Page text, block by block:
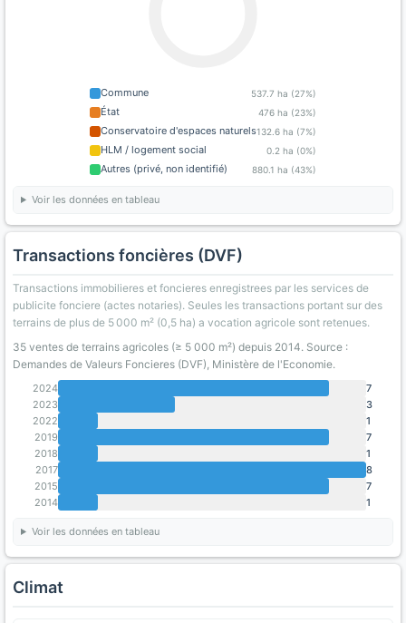
Commune 537.7 ha (27%)
État 476 ha (23%)
Conservatoire d'espaces naturels132.6 ha (7%)
HLM / logement social 0.2 ha (0%)
Autres (privé, non identifié) 880.1 ha (43%)
Voir les données en tableau
Transactions foncières (DVF)
Transactions immobilieres et foncieres enregistrees par les services de
publicite fonciere (actes notaries). Seules les transactions portant sur des
terrains de plus de 5 000 m² (0,5 ha) a vocation agricole sont retenues.
35 ventes de terrains agricoles (≥ 5 000 m²) depuis 2014. Source :
Demandes de Valeurs Foncieres (DVF), Ministère de l'Economie.
2024
7
2023
3
2022
1
2019
7
2018
1
2017
8
2015
7
2014
1
Voir les données en tableau
Climat